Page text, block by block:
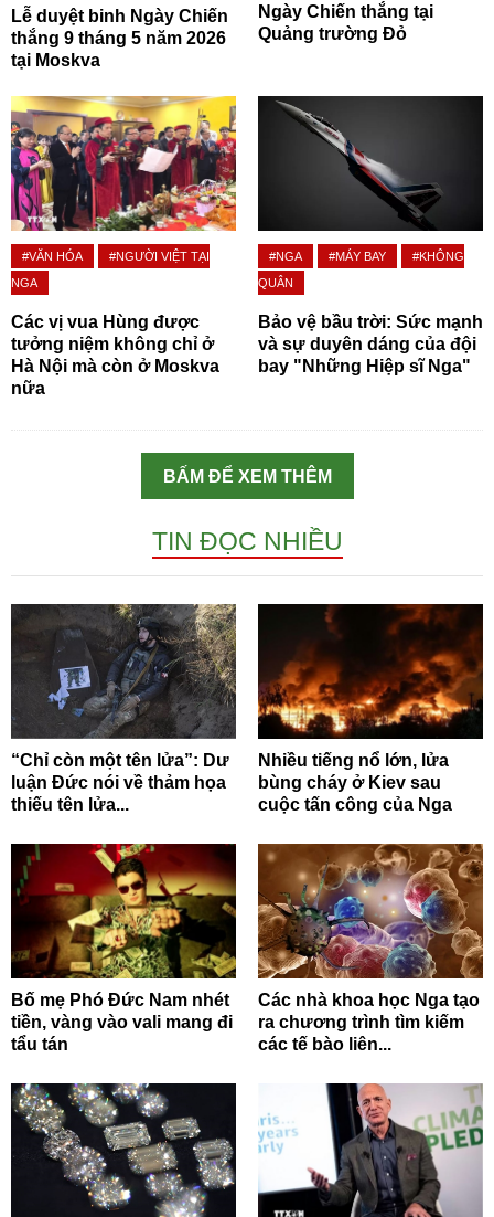
Lễ duyệt binh Ngày Chiến
thắng 9 tháng 5 năm 2026
tại Moskva
Ngày Chiến thắng tại
Quảng trường Đỏ
#VĂN HÓA
#NGƯỜI VIỆT TẠI
NGA
Các vị vua Hùng được
tưởng niệm không chỉ ở
Hà Nội mà còn ở Moskva
nữa
#NGA #MÁY BAY
#KHÔNG
QUÂN
Bảo vệ bầu trời: Sức mạnh
và sự duyên dáng của đội
bay "Những Hiệp sĩ Nga"
BẤM ĐỂ XEM THÊM
TIN ĐỌC NHIỀU
“Chỉ còn một tên lửa”: Dư
luận Đức nói về thảm họa
thiếu tên lửa...
Nhiều tiếng nổ lớn, lửa
bùng cháy ở Kiev sau
cuộc tấn công của Nga
Bố mẹ Phó Đức Nam nhét
tiền, vàng vào vali mang đi
tẩu tán
Các nhà khoa học Nga tạo
ra chương trình tìm kiếm
các tế bào liên...